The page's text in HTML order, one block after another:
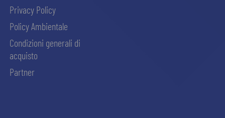
Privacy Policy
Policy Ambientale
Condizioni generali di
acquisto
Partner